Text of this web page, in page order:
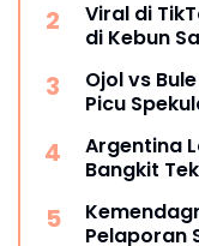
Viral di
di Kebun
Ojol vs
Picu
Argentina
Bangkit
Pelaporan